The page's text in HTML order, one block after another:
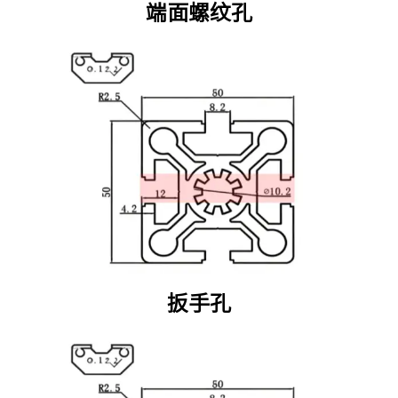
端面螺纹孔
扳手孔